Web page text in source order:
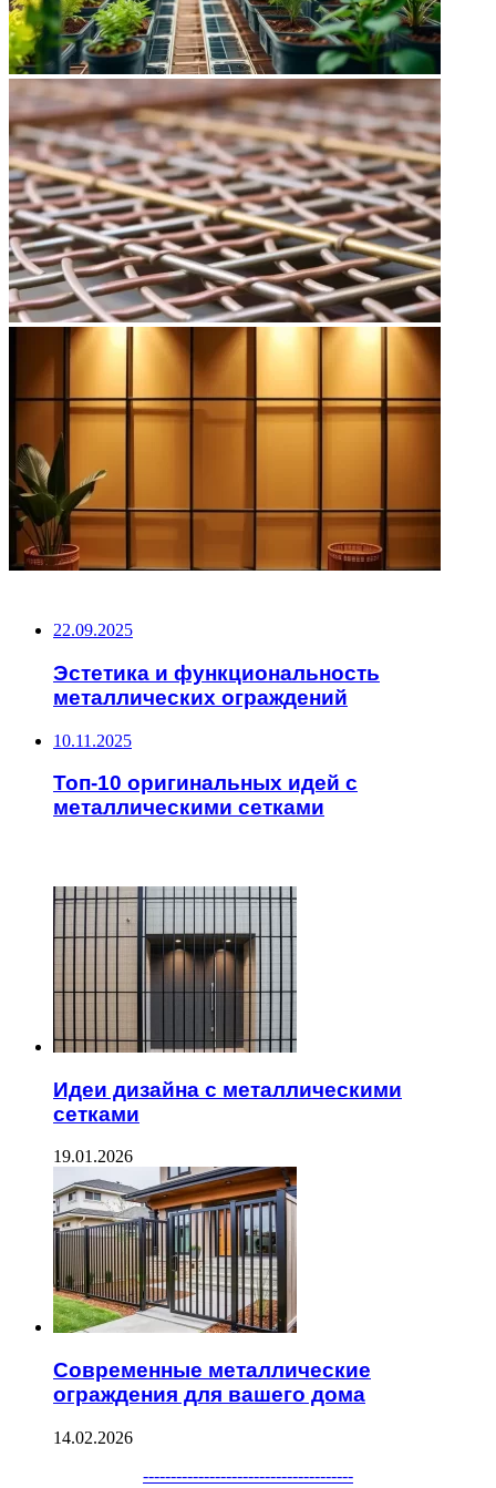
22.09.2025
Эстетика и функциональность
металлических ограждений
10.11.2025
Топ-10 оригинальных идей с
металлическими сетками
Идеи дизайна с металлическими
сетками
19.01.2026
Современные металлические
ограждения для вашего дома
14.02.2026
--------------------------------------